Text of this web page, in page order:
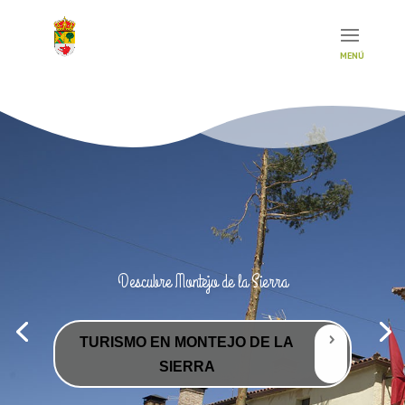
Descubre Montejo de la Sierra
TURISMO EN MONTEJO DE LA
SIERRA